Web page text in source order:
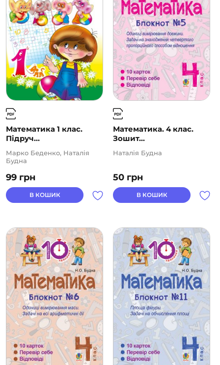
Математика 1 клас.
Підруч...
99 грн
Марко Беденко, Наталія
Будна
В КОШИК
Математика. 4 клас.
Зошит...
50 грн
Наталія Будна
В КОШИК